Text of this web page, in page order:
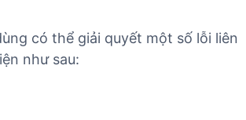
có thể giải quyết một số lỗi liên
như sau: